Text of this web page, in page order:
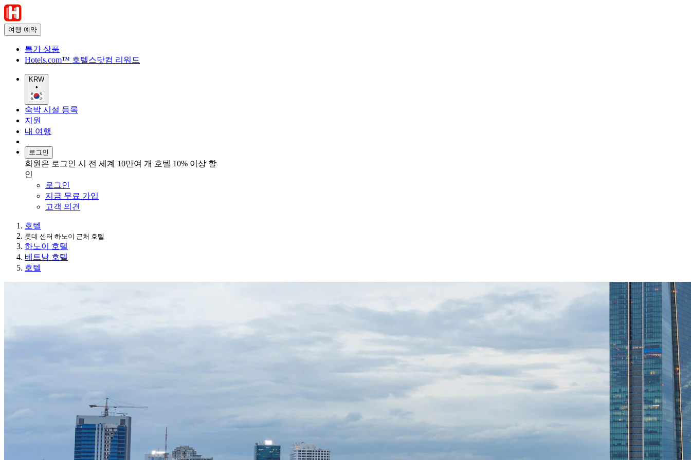
여행 예약
특가 상품
Hotels.com™ 호텔스닷컴 리워드
KRW
•
숙박 시설 등록
지원
내 여행
로그인
회원은 로그인 시 전 세계 10만여 개 호텔 10% 이상 할
인
로그인
지금 무료 가입
고객 의견
호텔
롯데 센터 하노이 근처 호텔
하노이 호텔
베트남 호텔
호텔